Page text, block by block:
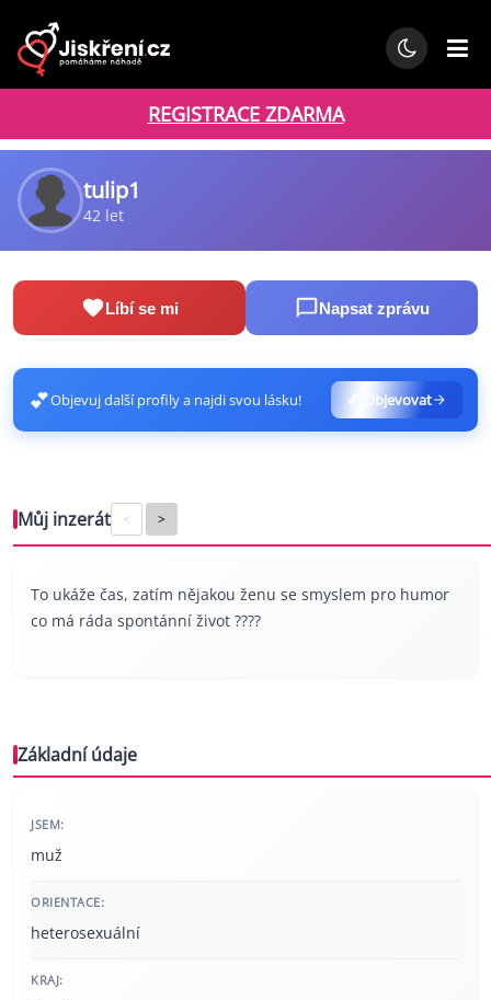
REGISTRACE ZDARMA
tulip1
42 let
Líbí se mi Napsat zprávu
💕Objevuj další profily a najdi svou lásku! 💕 Objevovat
Můj inzerát < >
To ukáže čas, zatím nějakou ženu se smyslem pro humor
co má ráda spontánní život ????
Základní údaje
JSEM:
muž
ORIENTACE:
heterosexuální
KRAJ: